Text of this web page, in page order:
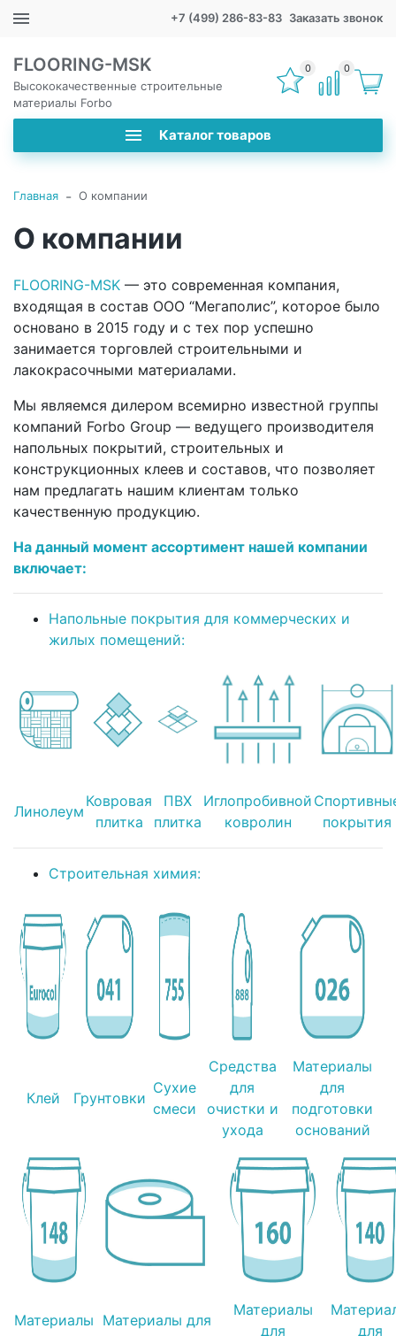
+7 (499) 286-83-83 Заказать звонок
FLOORING-MSK
Высококачественные строительные
материалы Forbo
Каталог товаров
0 0
Главная - О компании
О компании
FLOORING-MSK — это современная компания,
входящая в состав ООО “Мегаполис”, которое было
основано в 2015 году и с тех пор успешно
занимается торговлей строительными и
лакокрасочными материалами.
Мы являемся дилером всемирно известной группы
компаний Forbo Group — ведущего производителя
напольных покрытий, строительных и
конструкционных клеев и составов, что позволяет
нам предлагать нашим клиентам только
качественную продукцию.
На данный момент ассортимент нашей компании
включает:
Напольные покрытия для коммерческих и
жилых помещений:
Линолеум
Ковровая
плитка
ПВХ
плитка
Иглопробивной
ковролин
покрытия
Строительная химия:
Клей Грунтовки
Сухие
смеси
Средства
для
очистки и
ухода
Материалы
для
подготовки
оснований
Материалы Материалы для
Материалы
для
для